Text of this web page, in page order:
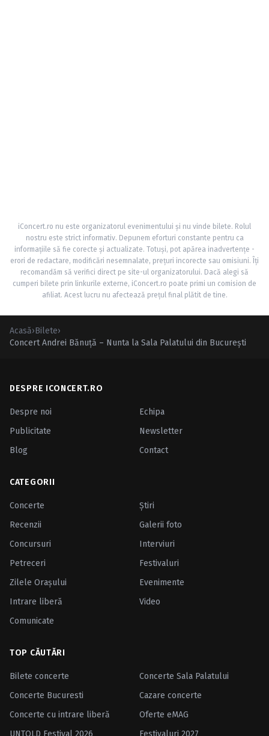
iConcert.ro nu este organizatorul evenimentului și nu vinde bilete. Rolul
nostru este strict informativ. Depunem eforturi constante pentru ca
informațiile să fie corecte și actualizate. Totuși, pot apărea inadvertențe -
erori de redactare, modificări nesemnalate, prețuri incorecte sau omisiuni. Îți
recomandăm să verifici direct pe site-ul organizatorului. Dacă alegi să
cumperi bilete prin linkurile externe, iConcert.ro poate primi un comision de
afiliat. Acest lucru nu afectează prețul final plătit de tine.
Acasă›Bilete›
Concert Andrei Bănuță – Nunta la Sala Palatului din București
DESPRE ICONCERT.RO
Despre noi
Echipa
Publicitate
Newsletter
Blog
Contact
CATEGORII
Concerte
Ştiri
Recenzii
Galerii foto
Concursuri
Interviuri
Petreceri
Festivaluri
Zilele Oraşului
Evenimente
Intrare liberă
Video
Comunicate
TOP CĂUTĂRI
Bilete concerte
Concerte Sala Palatului
Concerte Bucuresti
Cazare concerte
Concerte cu intrare liberă
Oferte eMAG
UNTOLD Festival 2026
Festivaluri 2027